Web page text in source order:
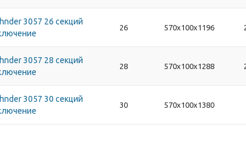
3057 26 секций
26 570х100х1196
3057 28 секций
28 570х100х1288
3057 30 секций
30 570х100х1380